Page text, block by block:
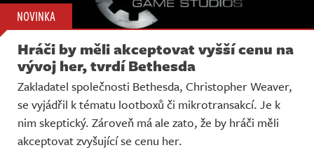
NOVINKA
Hráči by měli akceptovat vyšší cenu na
vývoj her, tvrdí Bethesda
Zakladatel společnosti Bethesda, Christopher Weaver,
se vyjádřil k tématu lootboxů či mikrotransakcí. Je k
nim skeptický. Zároveň má ale zato, že by hráči měli
akceptovat zvyšující se cenu her.